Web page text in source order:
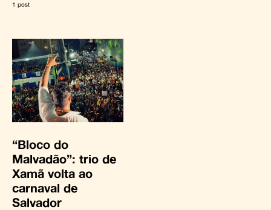
1 post
“Bloco do
Malvadão”: trio de
Xamã volta ao
carnaval de
Salvador